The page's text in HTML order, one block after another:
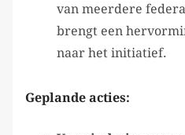
van meerdere
brengt een
naar het initiatief.
Geplande acties: